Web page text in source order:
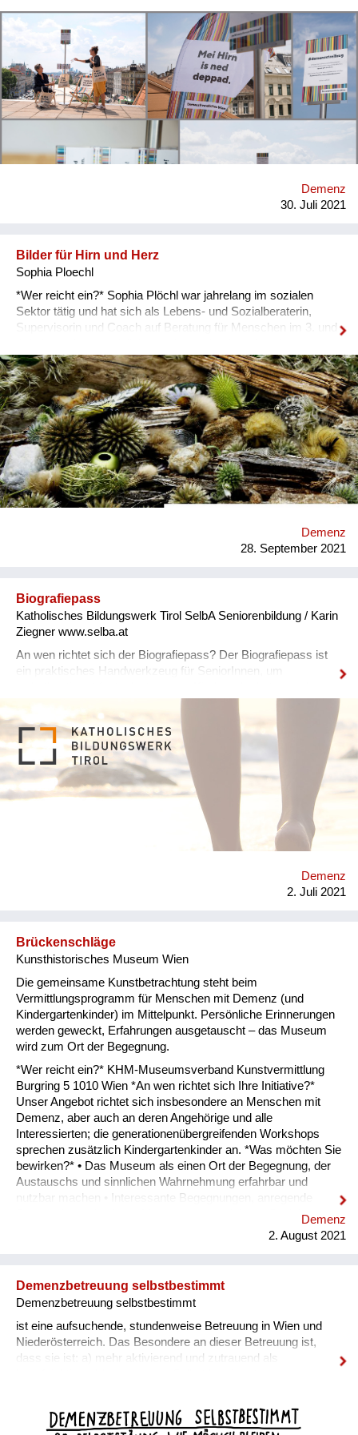
mit dem Thema Demenz den Alltag der WienerInnen.
Mitglieder der Plattform gestalten ihre Einrichtungen,
Organisationen, Gassen und Einkaufszentren. Blickfang sind
bunte Streifen, fröhliche Produkte und unkonventionelle
Sprüche. WER REICHT EIN? Das Büro der
SeniorInnenbeauftragten der Stadt Wien, die koordinierende
Stelle der Plattform Demenzfreundliches Wien. Die Plattform
ist ein Bogen, den die Stadt Wien über alle Initiativen spannt,
die sich zum Thema Demenzfreundlichkeit engagieren. Mit
dabei sind rund 70 Mitglieder, darunter 18 Wiener Bezirke.
aktiv involviert. AN WEN RICHTET SICH IHRE INITIATIVE?
Der #demenzstreifzug richtet sich primär an die Wiener
Demenz
30. Juli 2021
Bilder für Hirn und Herz
Sophia Ploechl
*Wer reicht ein?* Sophia Plöchl war jahrelang im sozialen
Sektor tätig und hat sich als Lebens- und Sozialberaterin,
Supervisorin und Coach auf Beratung für Menschen im 3. und
entwickelt (vgl. auch www.sophiaploechl.at) Sie ist Autorin,
Fotografin und Herausgeberin des Buches „aufeinander
nebeneinander miteinander", weitere Bücher sind derzeit in
Arbeit. Ihre fotografischen Projekte richten sich an alle
Generationen, besonders aber an SeniorInnen und an
Menschen mit Demenz. *An wen richtet sich die Initiative?* 1.
SeniorInnen und alle Generationen 2. Menschen mit Demenz
*Was möchten Sie bewirken?* Mit ihren fotografischen
Rätselbildern möchte Sophia Plöchl Lust auf Gehirntraining
machen und zur Kommunikation anregen. Sie möchte
Gehirntraining hatten und dort eine Brücke zur Kommunikation
schaffen, wo diese schwierig wird. *Welche Lösungswege
Demenz
28. September 2021
Biografiepass
Katholisches Bildungswerk Tirol SelbA Seniorenbildung / Karin
Ziegner www.selba.at
An wen richtet sich der Biografiepass? Der Biografiepass ist
ein praktisches Handwerkzeug für SeniorInnen, um
Personen über sie wissen sollen. Was bewirkt der
Biografiepass? Dieser kommt vor allem dann zum Einsatz,
wenn die SeniorInnen selbst nicht mehr in der Lage sind, ihre
Wünsche zu äußern, ihnen die Kraft dazu fehlt bzw. nicht mehr
selbständig agieren können. Dabei werden wichtige Rituale
und Gewohnheiten, persönliche Vorlieben und Wünsche
festgehalten wie z.B. Essgewohnheiten, welche Musik möchte
ich hören, wenn ich nicht mehr ansprechbar bin, welche Dinge
sind mir liebgeworden… Mithilfe des Biografiepasses ist es
Angehörigen und Betreuenden möglich im Fall von plötzlichen
Sinne der Seniorin/des Seniors zu agieren. Der Biografiepass
stellt sicher, dass der alternde Mensch nach seinen Wünschen
Demenz
2. Juli 2021
Brückenschläge
Kunsthistorisches Museum Wien
Die gemeinsame Kunstbetrachtung steht beim
Vermittlungsprogramm für Menschen mit Demenz (und
Kindergartenkinder) im Mittelpunkt. Persönliche Erinnerungen
werden geweckt, Erfahrungen ausgetauscht – das Museum
wird zum Ort der Begegnung.
*Wer reicht ein?* KHM-Museumsverband Kunstvermittlung
Burgring 5 1010 Wien *An wen richtet sich Ihre Initiative?*
Unser Angebot richtet sich insbesondere an Menschen mit
Demenz, aber auch an deren Angehörige und alle
Interessierten; die generationenübergreifenden Workshops
sprechen zusätzlich Kindergartenkinder an. *Was möchten Sie
bewirken?* • Das Museum als einen Ort der Begegnung, der
Austauschs und sinnlichen Wahrnehmung erfahrbar und
nutzbar machen • Interessante Begegnungen, anregende
Gespräche und schöne Momente ermöglichen • Soziale und
kulturelle Teilhabe fördern • Auf die Entwicklung der
Gesellschaft reagieren und diese möglichst als Ganzes im
Besucher:innen des Museums • Bei den Workshops mit
Kindergartenkindern: Den Austausch zwischen den
Generationen fördern und den sozialen Zusammenhalt
stärken; Berührungsängste abbauen • Insbesondere bei den
kostenlosen öffentlichen Führungen: strukturelle Benachtei...
Demenz
2. August 2021
Demenzbetreuung selbstbestimmt
Demenzbetreuung selbstbestimmt
ist eine aufsuchende, stundenweise Betreuung in Wien und
Niederösterreich. Das Besondere an dieser Betreuung ist,
dass sie ist: a) mehr aktivierend und zutrauend als
und gesellschaftliche Teilnahme von Menschen mit Demenz
erhaltend. b) die Individualität samt der individuellen